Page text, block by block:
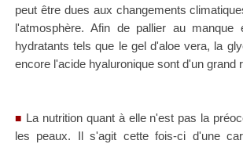
peut être dues aux changements
l'atmosphère.Afin de pallier au manque
hydratants tels que le gel d'aloe vera, la
encore l'acide hyaluronique sont d'un grand
■ La nutrition quant à elle n'est pas la
les peaux. Il s'agit cette fois-ci d'une